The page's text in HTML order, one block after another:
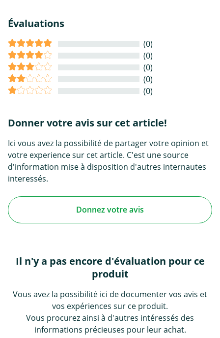
Évaluations
(0)
(0)
(0)
(0)
(0)
Donner votre avis sur cet article!
Ici vous avez la possibilité de partager votre opinion et
votre experience sur cet article. C'est une source
d'information mise à disposition d'autres internautes
interessés.
Donnez votre avis
Il n'y a pas encore d'évaluation pour ce
produit
Vous avez la possibilité ici de documenter vos avis et
vos expériences sur ce produit.
Vous procurez ainsi à d'autres intéressés des
informations précieuses pour leur achat.